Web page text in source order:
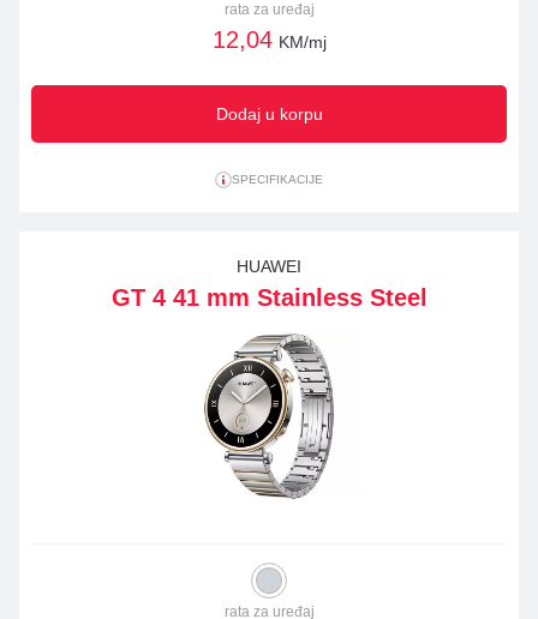
rata za uređaj
12,04 KM/mj
Dodaj u korpu
SPECIFIKACIJE
HUAWEI
GT 4 41 mm Stainless Steel
rata za uređaj